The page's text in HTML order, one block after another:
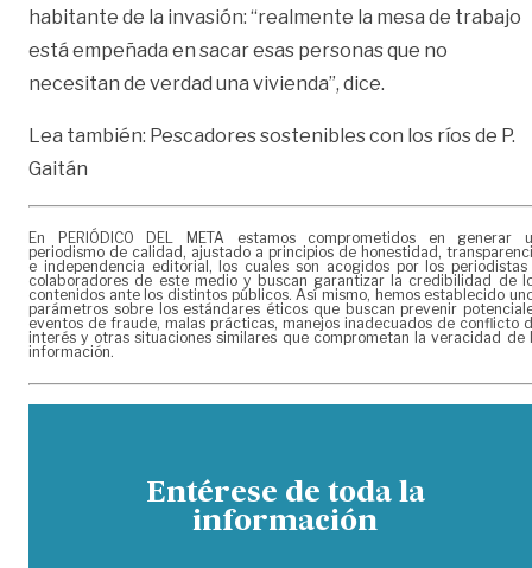
habitante de la invasión: “realmente la mesa de trabajo
está empeñada en sacar esas personas que no
necesitan de verdad una vivienda”, dice.
Lea también: Pescadores sostenibles con los ríos de P.
Gaitán
En PERIÓDICO DEL META estamos comprometidos en generar
periodismo de calidad, ajustado a principios de honestidad,
e independencia editorial, los cuales son acogidos por los periodistas
colaboradores de este medio y buscan garantizar la credibilidad de
contenidos ante los distintos públicos. Así mismo, hemos establecido
parámetros sobre los estándares éticos que buscan prevenir
eventos de fraude, malas prácticas, manejos inadecuados de conflicto
interés y otras situaciones similares que comprometan la veracidad de
información.
Entérese de toda la
información